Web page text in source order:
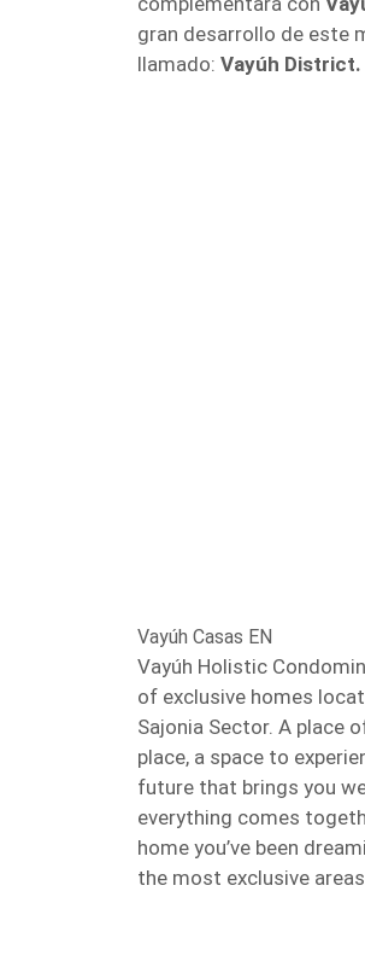
gran desarrollo de este
llamado: Vayúh District.
Vayúh Casas EN
Vayúh Holistic
of exclusive homes
Sajonia Sector. A place
place, a space to
future that brings you
everything comes
home you’ve been
the most exclusive